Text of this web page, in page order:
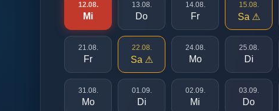
12.08.
Mi
13.08.
Do
14.08.
Fr
15.08.
Sa ⚠
21.08.
Fr
22.08.
Sa ⚠
24.08.
Mo
25.08.
Di
31.08.
Mo
01.09.
Di
02.09.
Mi
03.09.
Do